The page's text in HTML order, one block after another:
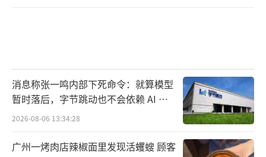
某传夫妇。随后民警抓获了唐某传夫妇的上
家，也就是唐某传的妻弟李某武。最终，李某
武交代他是涉案网站境内向境外转移赃款的主
入伙。
消息称张一鸣内部下死命令：就算模型
暂时落后，字节跳动也不会依赖 AI 蒸
馏技术
2026-08-06 13:34:28
广州一烤肉店辣椒面里发现活蠼螋 顾客